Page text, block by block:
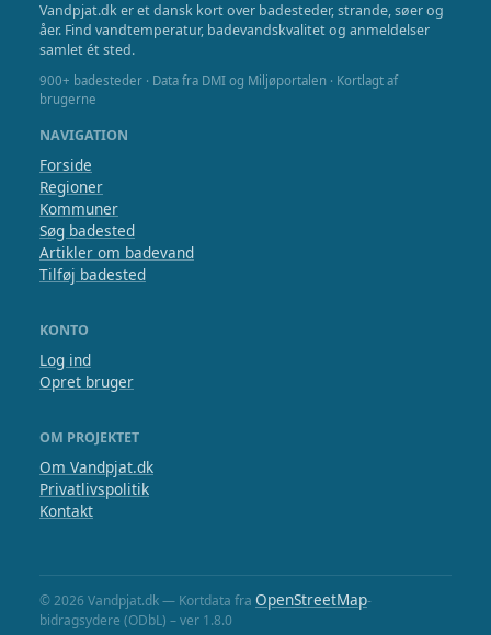
Vandpjat.dk er et dansk kort over badesteder, strande, søer og
åer. Find vandtemperatur, badevandskvalitet og anmeldelser
samlet ét sted.
900+ badesteder · Data fra DMI og Miljøportalen · Kortlagt af
brugerne
NAVIGATION
Forside
Regioner
Kommuner
Søg badested
Artikler om badevand
Tilføj badested
KONTO
Log ind
Opret bruger
OM PROJEKTET
Om Vandpjat.dk
Privatlivspolitik
Kontakt
© 2026 Vandpjat.dk — Kortdata fra OpenStreetMap-
bidragsydere (ODbL) – ver 1.8.0